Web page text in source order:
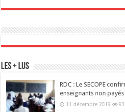
Les + Lus
RDC : Le SECOPE
enseignants non
11 décembre 2019